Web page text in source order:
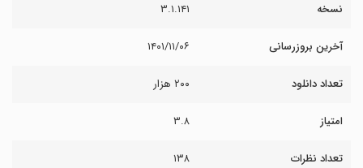
نسخه ۳.۱.۱۴۱
آخرین بروزرسانی ۱۴۰۱/۱۱/۰۶
تعداد دانلود ۲۰۰ هزار
امتیاز ۳.۸
تعداد نظرات ۱۳۸